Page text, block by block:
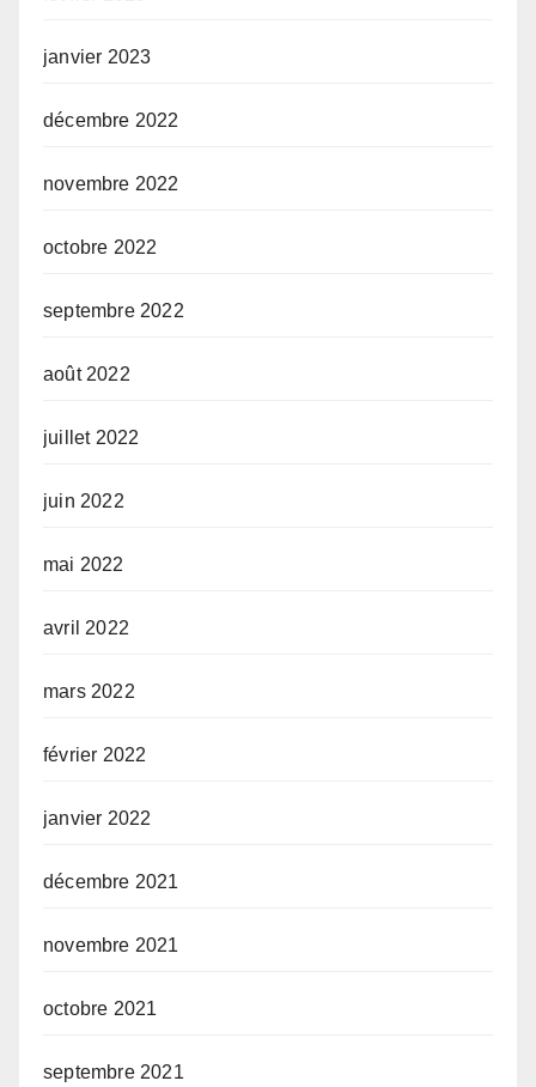
janvier 2023
décembre 2022
novembre 2022
octobre 2022
septembre 2022
août 2022
juillet 2022
juin 2022
mai 2022
avril 2022
mars 2022
février 2022
janvier 2022
décembre 2021
novembre 2021
octobre 2021
septembre 2021